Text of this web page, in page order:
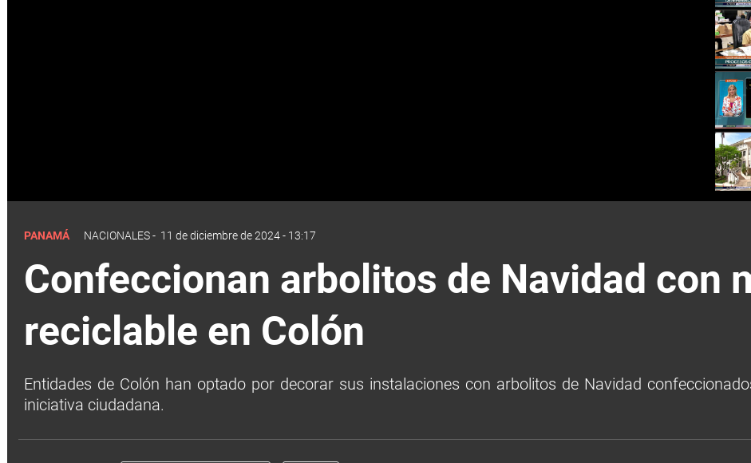
PANAMÁ NACIONALES- 11 de diciembre de 2024 - 13:17
Confeccionan arbolitos de Navidad con
reciclable en Colón
Entidades de Colón han optado por decorar sus instalaciones con arbolitos de Navidad
iniciativa ciudadana.